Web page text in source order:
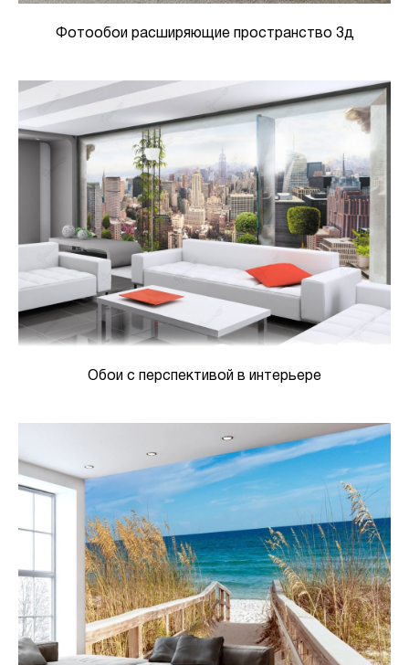
Фотообои расширяющие пространство 3д
Обои с перспективой в интерьере